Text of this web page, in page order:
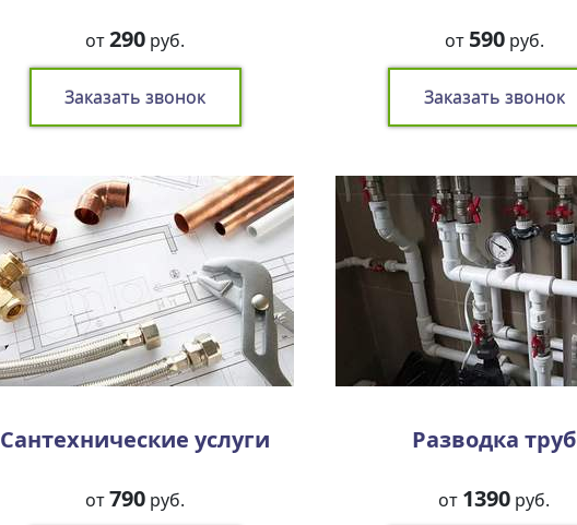
от290 руб.
Заказать звонок
от 590руб.
Заказать звонок
Сантехнические услуги
от790 руб.
Разводка труб
от 1390 руб.